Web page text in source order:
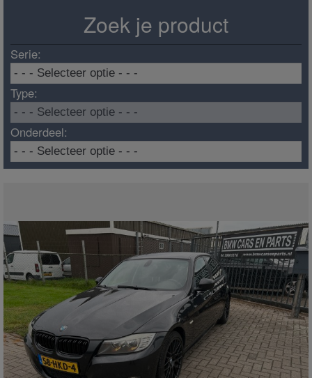
Zoek je product
Serie:
Type:
Onderdeel: